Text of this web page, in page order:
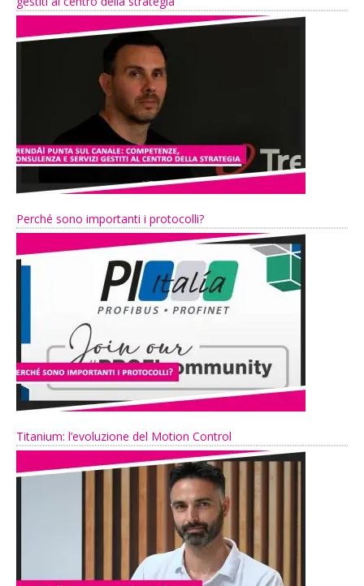
Perché sono importanti i protocolli?
Titanium: l’evoluzione del Motion Control